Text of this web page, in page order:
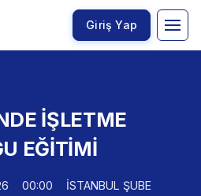
Giriş Yap
İŞLETME
EĞİTİMİ
00:00
İSTANBUL ŞUBE